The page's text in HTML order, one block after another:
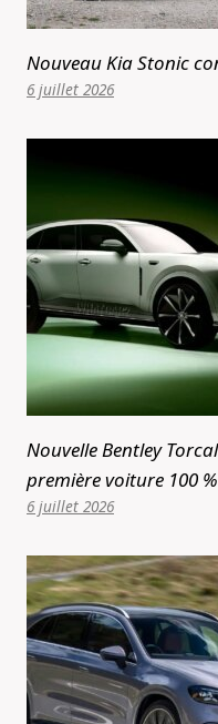
Nouveau Kia Stonic
6 juillet 2026
Nouvelle Bentley
première voiture 100
6 juillet 2026